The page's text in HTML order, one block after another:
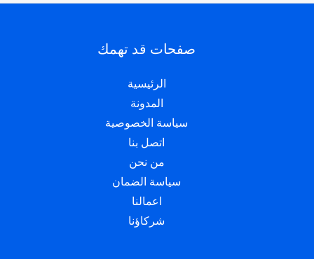
صفحات قد تهمك
الرئيسية
المدونة
سياسة الخصوصية
اتصل بنا
من نحن
سياسة الضمان
اعمالنا
شركاؤنا